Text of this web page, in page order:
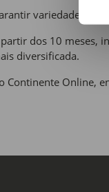
variedade nas
dos 10 meses,
diversificada.
Continente Online,